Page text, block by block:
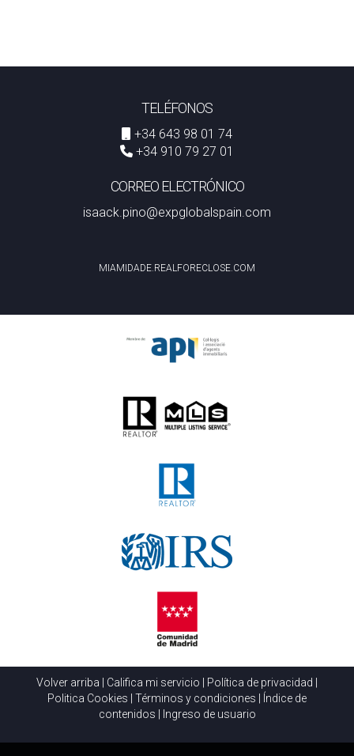
TELÉFONOS
+34 643 98 01 74
+34 910 79 27 01
CORREO ELECTRÓNICO
isaack.pino@expglobalspain.com
MIAMIDADE.REALFORECLOSE.COM
Volver arriba Califica mi servicio Política de privacidad
Politica Cookies
Términos y condiciones
Índice de
contenidos
Ingreso de usuario